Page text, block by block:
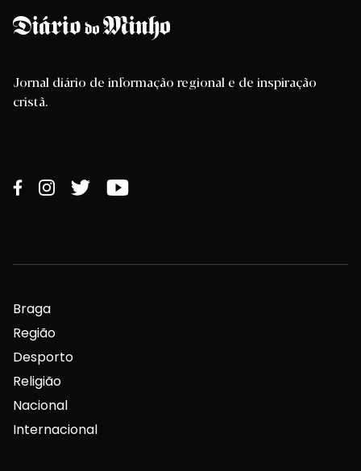
Jornal diário de informação regional e de inspiração
cristã.
Braga
Região
Desporto
Religião
Nacional
Internacional